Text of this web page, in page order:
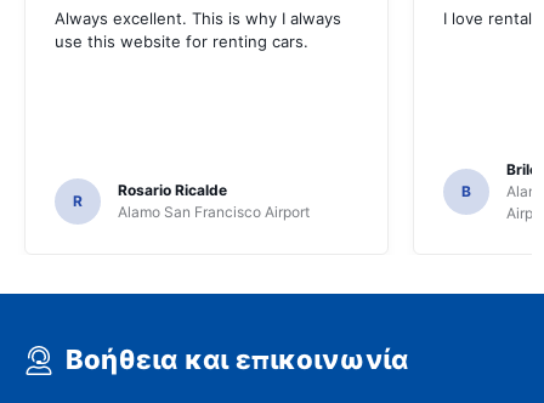
Always excellent. This is why I always
use this website for renting cars.
R
Rosario Ricalde
Alamo San Francisco Airport
I love rental
B
Βοήθεια και επικοινωνία